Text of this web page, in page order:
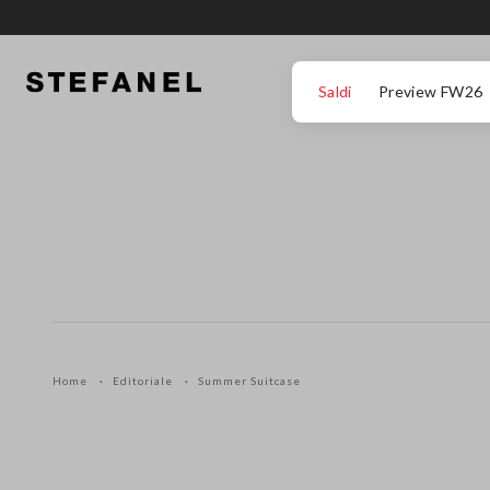
Saldi Preview FW26
Home Editoriale Summer Suitcase